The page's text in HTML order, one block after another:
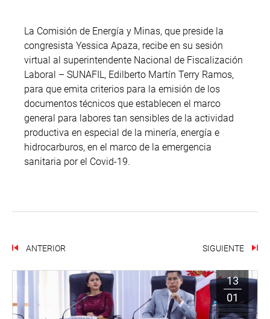
La Comisión de Energía y Minas, que preside la
congresista Yessica Apaza, recibe en su sesión
virtual al superintendente Nacional de Fiscalización
Laboral – SUNAFIL, Edilberto Martín Terry Ramos,
para que emita criterios para la emisión de los
documentos técnicos que establecen el marco
general para labores tan sensibles de la actividad
productiva en especial de la minería, energía e
hidrocarburos, en el marco de la emergencia
sanitaria por el Covid-19.
ANTERIOR SIGUIENTE
13
01